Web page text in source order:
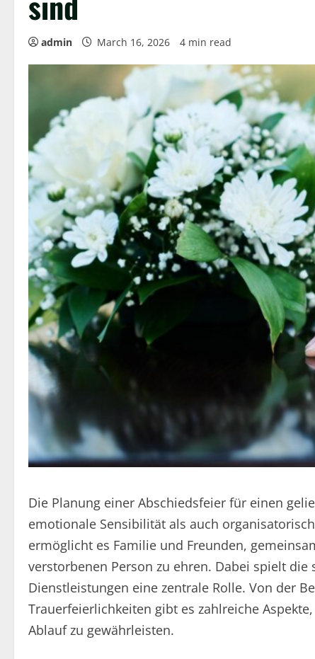
admin March 16, 2026 4 min read
Die Planung einer Abschiedsfeier für einen
emotionale Sensibilität als auch
ermöglicht es Familie und Freunden,
verstorbenen Person zu ehren. Dabei spielt
Dienstleistungen eine zentrale Rolle. Von der
Trauerfeierlichkeiten gibt es zahlreiche
Ablauf zu gewährleisten.